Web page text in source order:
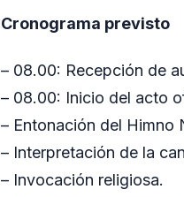
Cronograma previsto
– 08.00: Recepción de
– 08.00: Inicio del acto
– Entonación del Himno
– Interpretación de la
– Invocación religiosa.